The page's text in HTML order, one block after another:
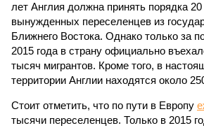
лет Англия должна принять порядка
вынужденных переселенцев из
Ближнего Востока. Однако только за
2015 года в страну официально
тысяч мигрантов. Кроме того, в
территории Англии находятся около
Стоит отметить, что по пути в Европу
тысячи переселенцев. Только в 2015